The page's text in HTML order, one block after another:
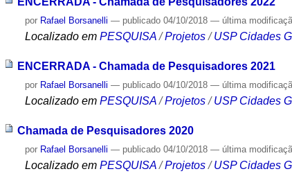
por Rafael Borsanelli — publicado 04/10/2018— última
Localizado em PESQUISA /Projetos/USP Cidades
ENCERRADA - Chamada de Pesquisadores 2021
por Rafael Borsanelli — publicado 04/10/2018— última
Localizado em PESQUISA /Projetos/USP Cidades
Chamada de Pesquisadores 2020
por Rafael Borsanelli — publicado 04/10/2018— última
Localizado em PESQUISA /Projetos/USP Cidades